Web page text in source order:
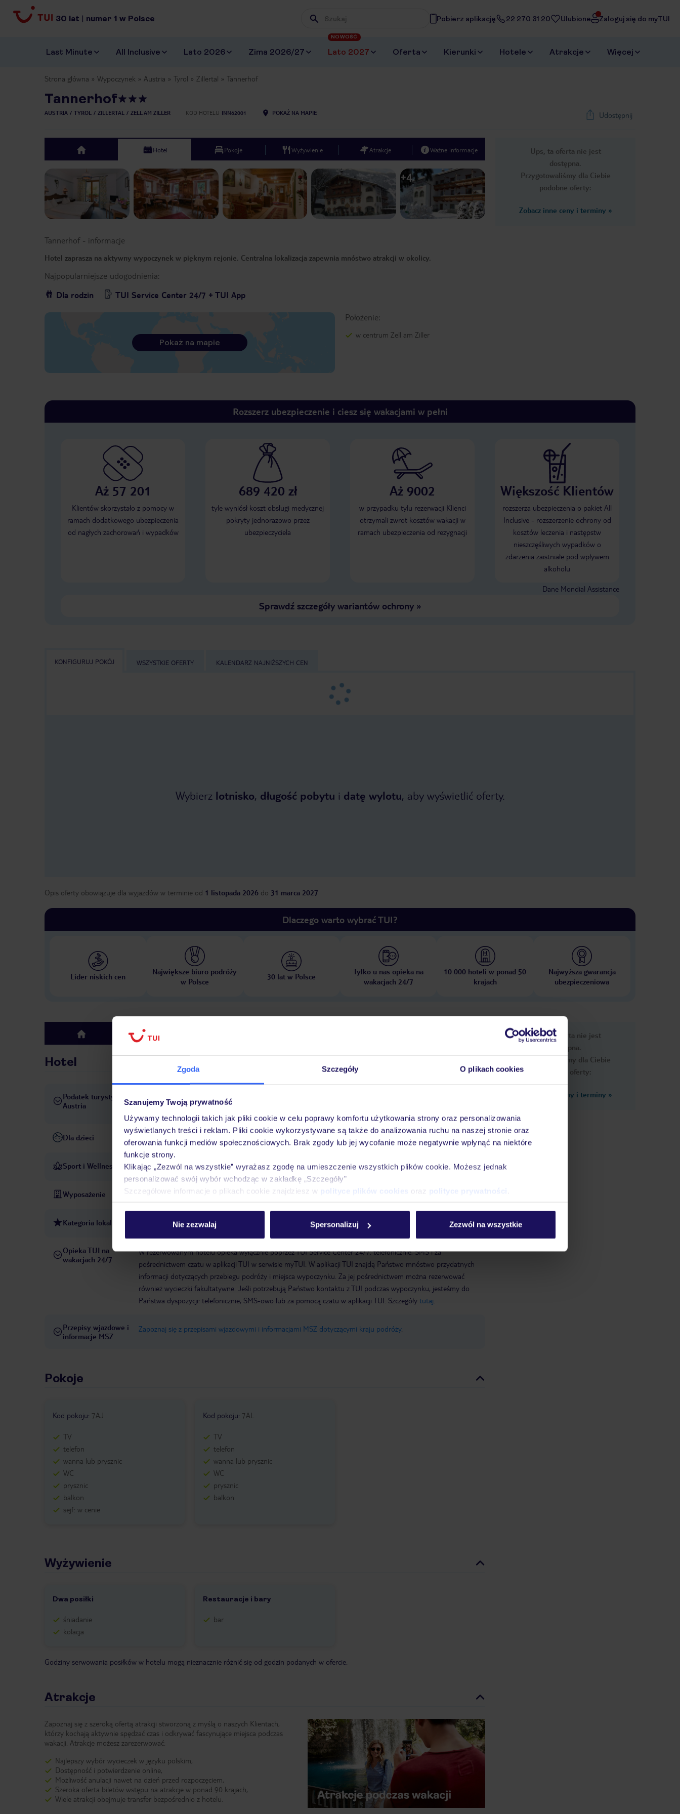
Zgoda Szczegóły O plikach cookies
Szanujemy Twoją prywatność
Używamy technologii takich jak pliki cookie w celu poprawy komfortu użytkowania strony oraz personalizowania
wyświetlanych treści i reklam. Pliki cookie wykorzystywane są także do analizowania ruchu na naszej stronie oraz
oferowania funkcji mediów społecznościowych. Brak zgody lub jej wycofanie może negatywnie wpłynąć na niektóre
funkcje strony.
Klikając „Zezwól na wszystkie” wyrażasz zgodę na umieszczenie wszystkich plików cookie. Możesz jednak
personalizować swój wybór wchodząc w zakładkę „Szczegóły”
Szczegółowe informacje o plikach cookie znajdziesz w polityce plików cookies oraz polityce prywatności
Nie zezwalaj Spersonalizuj Zezwól na wszystkie
30 lat | numer 1 w Polsce Wpisz frazę, której szukasz
Pobierz aplikację 22 270 31 20 Ulubione Zaloguj się do myTUI
Last Minute All Inclusive Lato 2026 Zima 2026/27 Lato 2027
NOWOŚĆ
Oferta Kierunki Hotele Atrakcje Więcej
Strona główna Wypoczynek Austria Tyrol Zillertal Tannerhof
Tannerhof
AUSTRIA TYROL ZILLERTAL ZELL AM ZILLER KOD HOTELU INN62001 POKAŻ NA MAPIE Udostępnij
Ups, ta oferta nie jest
dostępna.
Przygotowaliśmy dla Ciebie
podobne oferty:
Zobacz inne ceny i terminy »
top Hotel Pokoje Wyżywienie Atrakcje Ważne informacje
Previous slide Next slide
1 /10
+4
Tannerhof- informacje
Hotel zaprasza na aktywny wypoczynek w pięknym rejonie. Centralna lokalizacja zapewnia mnóstwo atrakcji w okolicy.
Najpopularniejsze udogodnienia:
Dla rodzin
TUI Service Center 24/7 + TUI App
Położenie:
w centrum Zell am Ziller
Pokaż na mapie
Rozszerz ubezpieczenie i ciesz się wakacjami w pełni
Aż 57 201
Klientów skorzystało z pomocy w
ramach dodatkowego ubezpieczenia
od nagłych zachorowań i wypadków
689 420 zł
tyle wyniósł koszt obsługi medycznej
pokryty jednorazowo przez
ubezpieczyciela
Aż 9002
w przypadku tylu rezerwacji Klienci
otrzymali zwrot kosztów wakacji w
ramach ubezpieczenia od rezygnacji
Większość Klientów
rozszerza ubezpieczenia o pakiet All
Inclusive - rozszerzenie ochrony od
kosztów leczenia i następstw
nieszczęśliwych wypadków o
zdarzenia zaistniałe pod wpływem
alkoholu
Dane Mondial Assistance
Sprawdź szczegóły wariantów ochrony»
KONFIGURUJ POKÓJ WSZYSTKIE OFERTY KALENDARZ NAJNIŻSZYCH CEN
Wybierz lotnisko, długość pobytu i datę wylotu, aby wyświetlić oferty.
Opis oferty obowiązuje dla wyjazdów w terminie od 1 listopada 2026 do 31 marca 2027
Dlaczego warto wybrać TUI?
Lider niskich cen
Największe biuro podróży
w Polsce
30 lat w Polsce
Tylko u nas opieka na
wakacjach 24/7
10 000 hoteli w ponad 50
krajach
Najwyższa gwarancja
ubezpieczeniowa
top Hotel
Hotel
Podatek turystyczny
Austria
Obowiązuje podatek turystyczny, który należy opłacić bezpośrednio w recepcji hotelu. Wysokość opłaty
Dla dzieci plac zabaw dla dzieci
Sport i Wellness PŁATNE spa sauna
Wyposażenie Taras słoneczny Parking (w zależności od dostępności), niestrzeżony: za opłatą
Kategoria lokalna
Opieka TUI na
wakacjach 24/7
W rezerwowanym hotelu opieka wyłącznie poprzez TUI Service Center 24/7: telefonicznie, SMS i za
pośrednictwem czatu w aplikacji TUI w serwisie myTUI. W aplikacji TUI znajdą Państwo mnóstwo przydatnych
informacji dotyczących przebiegu podróży i miejsca wypoczynku. Za jej pośrednictwem można rezerwować
również wycieczki fakultatywne. Jeśli potrzebują Państwo kontaktu z TUI podczas wypoczynku, jesteśmy do
Państwa dyspozycji: telefonicznie, SMS-owo lub za pomocą czatu w aplikacji TUI. Szczegóły tutaj
Przepisy wjazdowe i
informacje MSZ
Zapoznaj się z przepisami wjazdowymi i informacjami MSZ dotyczącymi kraju podróży.
Pokoje
Kod pokoju: 7AJ
TV
telefon
wanna lub prysznic
WC
prysznic
balkon
sejf: w cenie
Kod pokoju: 7AL
TV
telefon
wanna lub prysznic
WC
prysznic
balkon
Wyżywienie
Dwa posiłki
śniadanie
kolacja
Restauracje i bary
bar
Godziny serwowania posiłków w hotelu mogą nieznacznie różnić się od godzin podanych w ofercie.
Atrakcje
Zapoznaj się z szeroką ofertą atrakcji stworzoną z myślą o naszych Klientach,
którzy kochają aktywnie spędzać czas i odkrywać fascynujące miejsca podczas
wakacji. Atrakcje możesz zarezerwować:
Najlepszy wybór wycieczek w języku polskim,
Dostępność i potwierdzenie online,
Możliwość anulacji nawet na dzień przed rozpoczęciem,
Szeroka oferta biletów wstępu na atrakcje w ponad 90 krajach,
Wiele atrakcji obejmuje transfer bezpośrednio z hotelu.
Ups, ta oferta nie jest
dostępna.
Przygotowaliśmy dla Ciebie
podobne oferty:
Zobacz inne ceny i terminy »